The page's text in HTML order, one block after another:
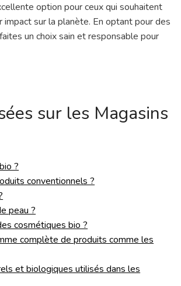
option pour ceux qui souhaitent
sur la planète. En optant pour des
un choix sain et responsable pour
sur les Magasins
?
conventionnels ?
peau ?
cosmétiques bio ?
complète de produits comme les
et biologiques utilisés dans les